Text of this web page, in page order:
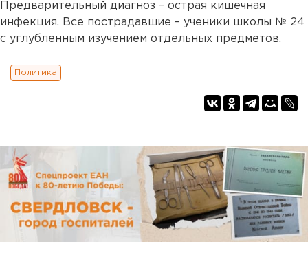
Предварительный диагноз – острая кишечная
инфекция. Все пострадавшие – ученики школы № 24
с углубленным изучением отдельных предметов.
Политика